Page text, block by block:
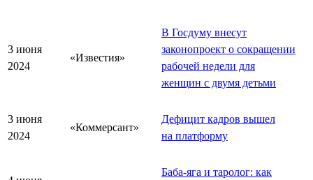
3 июня
2024
«Известия»
В Госдуму внесут
законопроект о сокращении
рабочей недели для
женщин с двумя детьми
3 июня
2024
«Коммерсант»
Дефицит кадров вышел
на платформу
Баба-яга и таролог: как